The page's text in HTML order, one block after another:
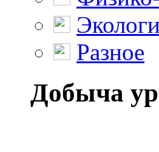
Разное
Добыча